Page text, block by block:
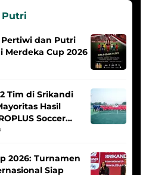
Putri
dan Putri
Merdeka Cup 2026
Tim di Srikandi
Hasil
Soccer
2026: Turnamen
Siap